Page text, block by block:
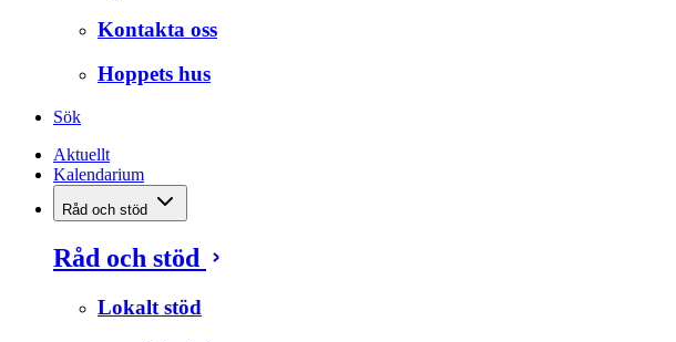
Kontakta oss
Hoppets hus
Sök
Aktuellt
Kalendarium
Råd och stöd
Råd och stöd
Lokalt stöd